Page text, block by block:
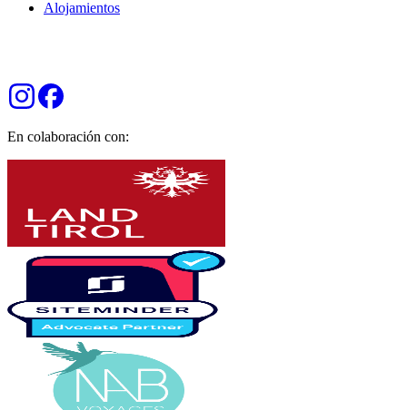
Alojamientos
En colaboración con: